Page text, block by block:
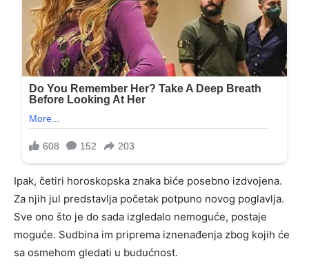
Ipak, četiri horoskopska znaka biće posebno izdvojena.
Za njih jul predstavlja početak potpuno novog poglavlja.
Sve ono što je do sada izgledalo nemoguće, postaje
moguće. Sudbina im priprema iznenađenja zbog kojih će
sa osmehom gledati u budućnost.